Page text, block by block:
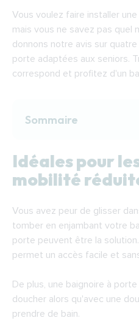
Vous voulez faire installer une
mais vous ne savez pas quel
donnons notre avis sur
porte adaptées aux seniors.
correspond et profitez d'un
Sommaire
Les personnes en
Les personnes
Le choix d'une
La baignoire à
La baignoire
La baignoire
Les options des
Idéales pour
mobilité
Vous avez peur de glisser
tomber en enjambant votre
porte peuvent être la
permet un accès facile et
De plus, une baignoire à
doucher alors qu'avec une
prendre de bain.